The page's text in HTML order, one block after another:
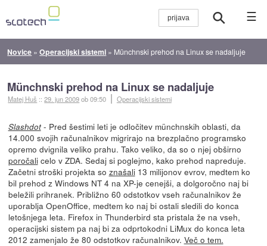
☰
Novice »Operacijski sistemi » Münchnski prehod na Linux se nadaljuje
Münchnski prehod na Linux se nadaljuje
Matej Huš ::29. jun 2009ob 09:50 Operacijski sistemi
Slashdot- Pred šestimi leti je odločitev münchnskih oblasti, da
14.000 svojih računalnikov migrirajo na brezplačno programsko
opremo dvignila veliko prahu. Tako veliko, da so o njej obširno
poročalicelo v ZDA. Sedaj si poglejmo, kako prehod napreduje.
Začetni stroški projekta so znašali13 milijonov evrov, medtem ko
bil prehod z Windows NT 4 na XP-je cenejši, a dolgoročno naj bi
beležili prihranek. Približno 60 odstotkov vseh računalnikov že
uporablja OpenOffice, medtem ko naj bi ostali sledili do konca
letošnjega leta. Firefox in Thunderbird sta pristala že na vseh,
operacijski sistem pa naj bi za odprtokodni LiMux do konca leta
2012 zamenjalo že 80 odstotkov računalnikov. Več o tem.